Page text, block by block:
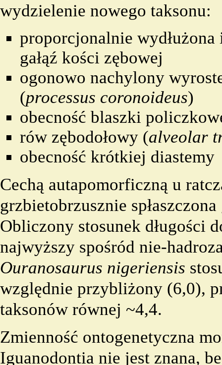
wydzielenie nowego taksonu:
proporcjonalnie wydłużona
gałąź kości zębowej
ogonowo nachylony
(processus coronoideus)
obecność blaszki
rów zębodołowy (alveolar
obecność krótkiej diastemy
Cechą autapomorficzną u
grzbietobrzusznie spłaszczona
Obliczony stosunek długości
najwyższy spośród nie-
Ouranosaurus nigeriensis
względnie przybliżony (6,0),
taksonów równej ~4,4.
Zmienność ontogenetyczna
Iguanodontia nie jest znana,